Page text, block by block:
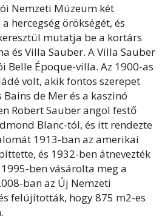
Nemzeti Múzeum két
hercegség örökségét, és
mutatja be a kortárs
és Villa Sauber. A Villa Sauber
Belle Époque-villa. Az 1900-as
volt, akik fontos szerepet
de Mer és a kaszinó
Robert Sauber angol festő
Blanc-tól, és itt rendezte
1913-ban az amerikai
és 1932-ben átnevezték
ben vásárolta meg a
ban az Új Nemzeti
felújították, hogy 875 m2-es